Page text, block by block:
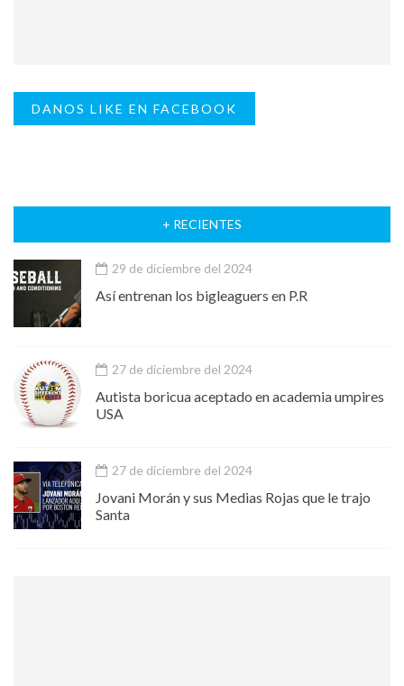
DANOS LIKE EN FACEBOOK
+ RECIENTES
29 de diciembre del 2024
Así entrenan los bigleaguers en P.R
27 de diciembre del 2024
Autista boricua aceptado en academia umpires
USA
27 de diciembre del 2024
Jovani Morán y sus Medias Rojas que le trajo
Santa